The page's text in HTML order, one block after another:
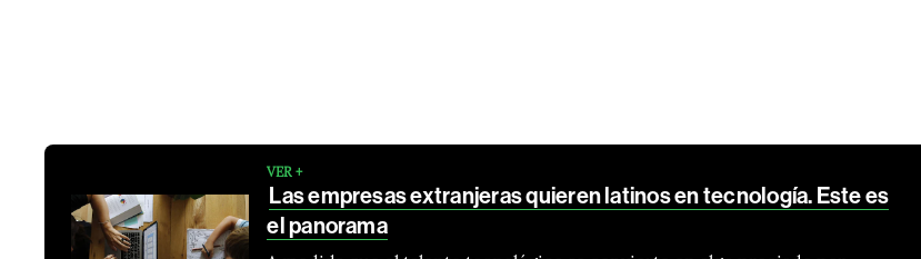
VER +
Las empresas extranjeras quieren latinos en tecnología. Este es
el panorama